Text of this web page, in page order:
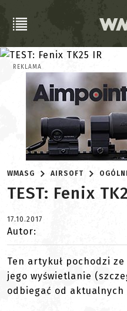
REKLAMA
WMASG AIRSOFT
TEST: Fenix
17.10.2017
Autor:
Ten artykuł pochodzi
jego wyświetlanie
odbiegać od aktualnych